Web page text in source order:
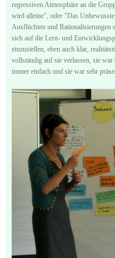
regressiven Atmosphäre an die
wird alleine", oder "Das
Ausflüchten und Rationalisierungen
sich auf die Lern- und
einzustellen, eben auch klar,
vollständig auf sie verlassen, sie
immer einfach und sie war sehr